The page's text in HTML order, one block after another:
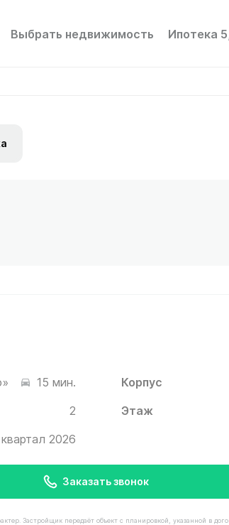
Выбрать недвижимость Ипотека
15 мин. Корпус
2 Этаж
квартал 2026
Заказать звонок
Застройщик передаёт объект с планировкой, указанной в